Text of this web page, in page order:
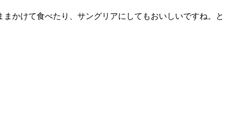
かけて食べたり、サングリアにしてもおいしいですね。と